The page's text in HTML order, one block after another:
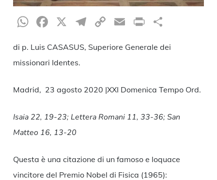
WhatsApp
Facebook
X Telegram
CopyEmailPrint
di p. Luis CASASUS, Superiore Generale dei
missionari Identes.
Madrid, 23 agosto 2020 |XXI Domenica Tempo Ord.
Isaia 22, 19-23; Lettera Romani 11, 33-36; San
Matteo 16, 13-20
Questa è una citazione di un famoso e loquace
vincitore del Premio Nobel di Fisica (1965):